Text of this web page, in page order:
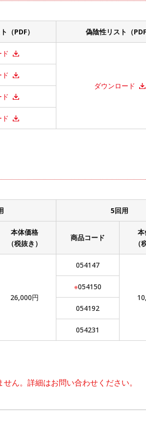
（PDF） 偽陰性リスト（
ダウンロード
5回用
本体価格
（税抜き）
商品コード
26,000円
054147
※054150
054192
054231
ん。詳細はお問い合わせください。